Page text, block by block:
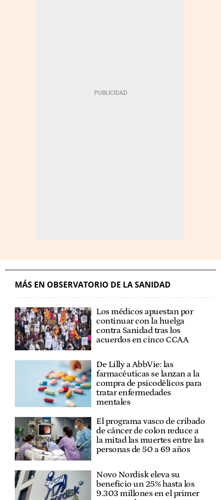
MÁS EN OBSERVATORIO DE LA SANIDAD
Los médicos apuestan por
continuar con la huelga
contra Sanidad tras los
acuerdos en cinco CCAA
De Lilly a AbbVie: las
farmacéuticas se lanzan a la
compra de psicodélicos para
tratar enfermedades
mentales
El programa vasco de cribado
de cáncer de colon reduce a
la mitad las muertes entre las
personas de 50 a 69 años
Novo Nordisk eleva su
beneficio un 25% hasta los
9.303 millones en el primer